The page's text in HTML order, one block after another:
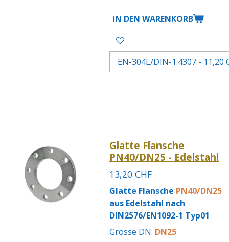
IN DEN WARENKORB
Glatte Flansche
PN40/DN25 - Edelstahl
13,20 CHF
Glatte Flansche PN40/DN25
aus Edelstahl nach
DIN2576/EN1092-1 Typ01
Grösse DN: DN25